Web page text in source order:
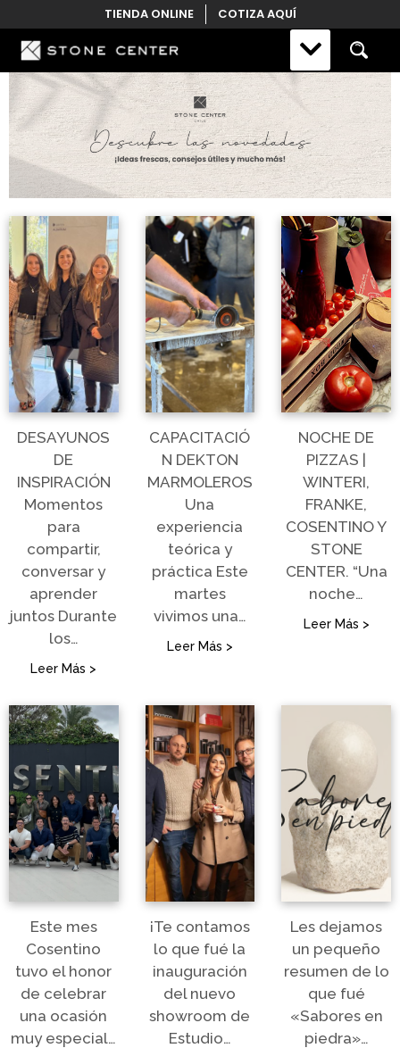
to
content
TIENDA ONLINE COTIZA AQUÍ
DESAYUNOS
DE
INSPIRACIÓN
Momentos
para
compartir,
conversar y
aprender
juntos Durante
los…
Leer Más >
CAPACITACIÓ
N DEKTON
MARMOLEROS
Una
experiencia
teórica y
práctica Este
martes
vivimos una…
Leer Más >
NOCHE DE
PIZZAS |
WINTERI,
FRANKE,
COSENTINO Y
STONE
CENTER. “Una
noche…
Leer Más >
Este mes
Cosentino
tuvo el honor
de celebrar
una ocasión
muy especial…
¡Te contamos
lo que fué la
inauguración
del nuevo
showroom de
Estudio…
Les dejamos
un pequeño
resumen de lo
que fué
«Sabores en
piedra»…